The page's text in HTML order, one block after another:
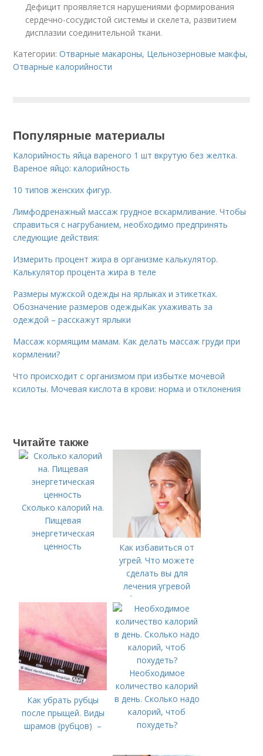
Дефицит проявляется нарушениями формирования
сердечно-сосудистой системы и скелета, развитием
дисплазии соединительной ткани.
Категории:Отварные макароны, Цельнозерновые макфы,
Отварные калорийности
Популярные материалы
Калорийность яйца вареного 1 шт вкрутую без желтка.
Вареное яйцо: калорийность
10 типов женских фигур.
Лимфодренажный массаж грудное вскармливание. Чтобы
справиться с нагрубанием, необходимо предпринять
следующие действия:
Измерить процент жира в организме калькулятор.
Калькулятор процента жира в теле
Размеры мужской одежды на ярлыках и этикетках.
Обозначение размеров одеждыКак ухаживать за
одеждой – расскажут ярлыки
Массаж кормящим мамам. Как делать массаж груди при
кормлении?
Что происходит с организмом при избытке мочевой
ксилоты. Мочевая кислота в крови: норма и отклонения
Читайте также
Сколько калорий на.
Пищевая
энергетическая
ценность
Как избавиться от
угрей. Что можете
сделать вы для
лечения угревой
болезни (акне)
Как убрать рубцы
после прыщей. Виды
шрамов (рубцов) –
Необходимое
количество калорий
в день. Сколько надо
калорий, чтоб
похудеть?